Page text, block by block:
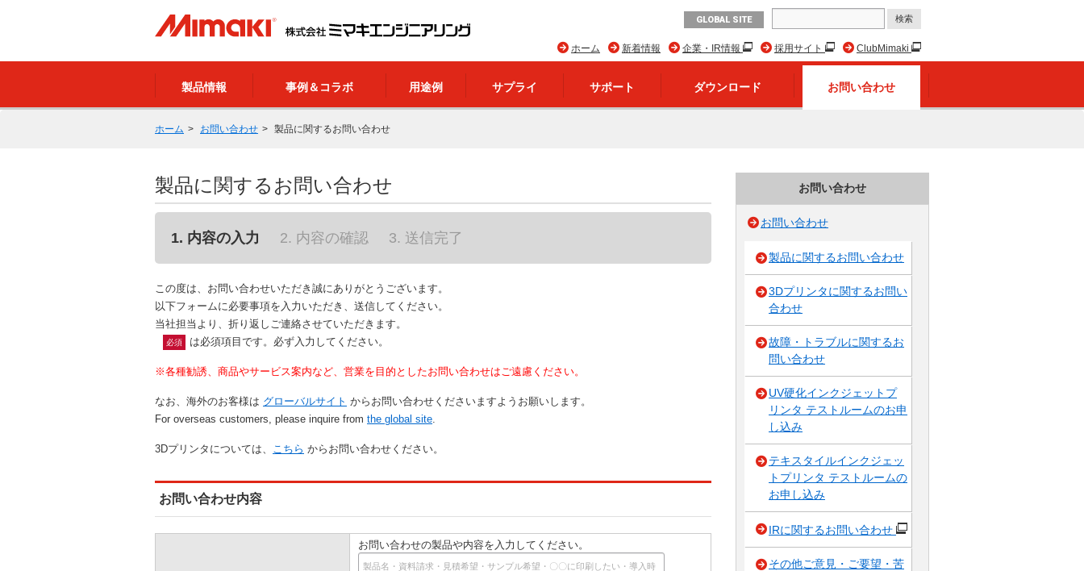
GLOBAL SITE
ClubMimaki
採用サイト
企業・IR情報
新着情報
ホーム
製品情報 事例＆コラボ 用途例 サプライ サポート ダウンロード お問い合わせ
ホーム お問い合わせ 製品に関するお問い合わせ
製品に関するお問い合わせ
1. 内容の入力 2. 内容の確認 3. 送信完了
この度は、お問い合わせいただき誠にありがとうございます。
以下フォームに必要事項を入力いただき、送信してください。
当社担当より、折り返しご連絡させていただきます。
必須 は必須項目です。必ず入力してください。
※各種勧誘、商品やサービス案内など、営業を目的としたお問い合わせはご遠慮ください。
なお、海外のお客様は グローバルサイト からお問い合わせくださいますようお願いします。
For overseas customers, please inquire from the global site.
3Dプリンタについては、 こちら からお問い合わせください。
お問い合わせ内容
お問い合わせの製品や内容を入力してください。
お問い合わせ
お問い合わせ
製品に関するお問い合わせ
3Dプリンタに関するお問い
合わせ
故障・トラブルに関するお
問い合わせ
UV硬化インクジェットプ
リンタ テストルームのお申
し込み
テキスタイルインクジェッ
トプリンタ テストルームの
お申し込み
IRに関するお問い合わせ
その他ご意見・ご要望・苦